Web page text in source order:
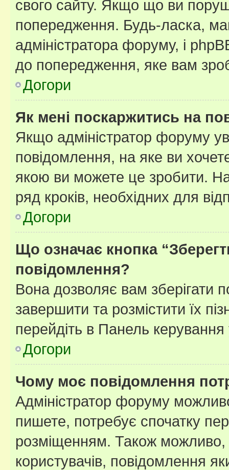
свого сайту. Якщо що ви
попередження. Будь-ласка,
адміністратора форуму, і
до попередження, яке вам
Догори
Як мені поскаржитись на
Якщо адміністратор форуму
повідомлення, на яке ви
якою ви можете це зробити.
ряд кроків, необхідних для
Догори
Що означає кнопка
повідомлення?
Вона дозволяє вам зберігати
завершити та розмістити їх
перейдіть в Панель керування
Догори
Чому моє повідомлення
Адміністратор форуму
пишете, потребує спочатку
розміщенням. Також можливо,
користувачів, повідомлення